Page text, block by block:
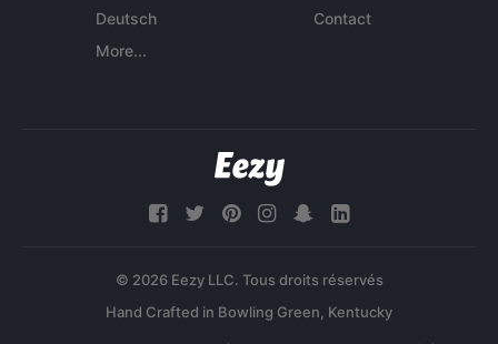
Deutsch
More...
Contact
© 2026 Eezy LLC. Tous droits réservés